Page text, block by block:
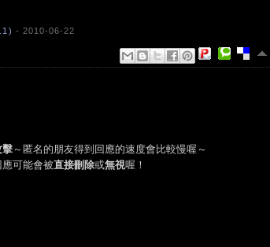
- 2010-06-22
擊～匿名的朋友得到回應的速度會比較慢喔～
可能會被直接刪除或無視喔！